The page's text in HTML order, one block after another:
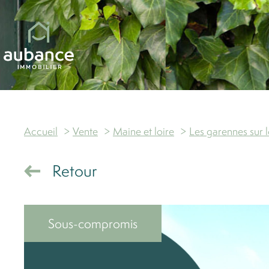
Accueil Vente Maine et loire Les garennes sur
Retour
Sous-compromis